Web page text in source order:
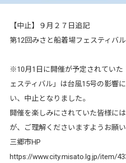
【中止】９月２７日追記
第12回みさと船着場フェスティバ
※10月1日に開催が予定されていた
ェスティバル」は台風15号の影響
い、中止となりました。
開催を楽しみにされていた皆様に
が、ご理解くださいますようお願い
三郷市HP
https://www.city.misato.lg.jp/item/